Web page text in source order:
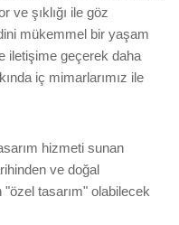
ve şıklığı ile göz
mükemmel bir yaşam
iletişime geçerek daha
iç mimarlarımız ile
hizmeti sunan
ve doğal
tasarım" olabilecek